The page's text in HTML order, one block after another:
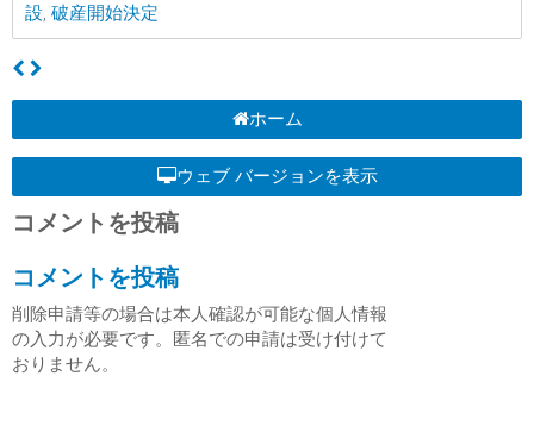
設, 破産開始決定
ホーム
ウェブ バージョンを表示
コメントを投稿
コメントを投稿
削除申請等の場合は本人確認が可能な個人情報
の入力が必要です。匿名での申請は受け付けて
おりません。